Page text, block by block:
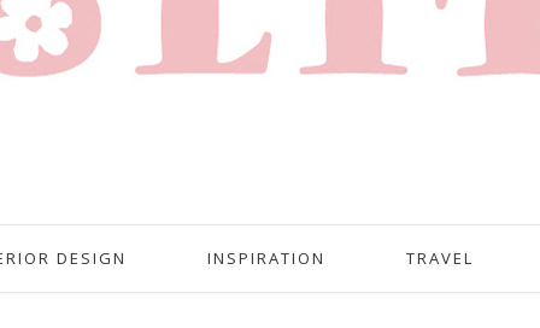
DESIGN INSPIRATION TRAVEL